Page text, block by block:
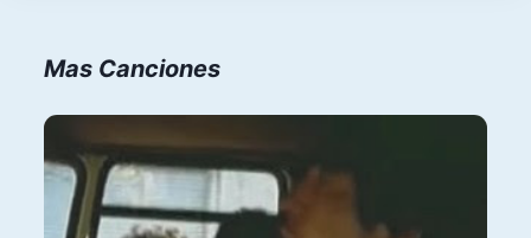
Mas Canciones